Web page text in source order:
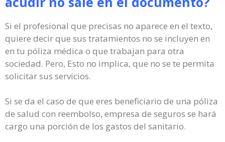
Si el profesional que precisas no aparece en el texto,
quiere decir que sus tratamientos no se incluyen en
en tu póliza médica o que trabajan para otra
sociedad. Pero, Esto no implica, que no se te permita
solicitar sus servicios.
Si se da el caso de que eres beneficiario de una póliza
de salud con reembolso, empresa de seguros se hará
cargo una porción de los gastos del sanitario.